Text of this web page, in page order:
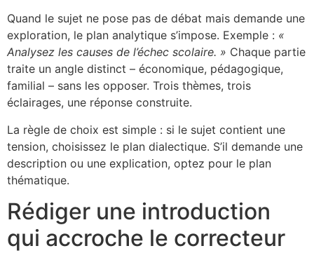
Quand le sujet ne pose pas de débat mais demande une
exploration, le plan analytique s’impose. Exemple : «
Analysez les causes de l’échec scolaire. » Chaque partie
traite un angle distinct – économique, pédagogique,
familial – sans les opposer. Trois thèmes, trois
éclairages, une réponse construite.
La règle de choix est simple : si le sujet contient une
tension, choisissez le plan dialectique. S’il demande une
description ou une explication, optez pour le plan
thématique.
Rédiger une introduction
qui accroche le correcteur